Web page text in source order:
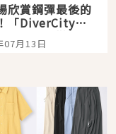
欣賞鋼彈最後的
「DiverCity
Plaza」搭船、
美食及夜景，一
07月13日